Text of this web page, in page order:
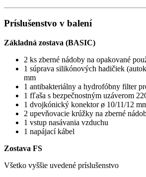
Príslušenstvo v balení
Základná zostava (BASIC)
2 ks zberné nádoby na opakované
1 súprava silikónových hadičiek
mm
1 antibakteriálny a hydrofóbny filter
1 fľaša s bezpečnostným uzáverom
1 dvojkónický konektor ø 10/11/12
2 upevňovacie krúžky na zberné
1 vstup nasávania vzduchu
1 napájací kábel
Zostava FS
Všetko vyššie uvedené príslušenstvo